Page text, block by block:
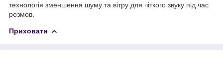
технологія зменшення шуму та вітру для чіткого звуку під час
розмов.
Приховати